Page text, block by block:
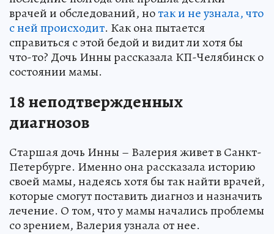
врачей и обследований, нотак и не узнала, что
с ней происходит. Как она пытается
справиться с этой бедой и видит ли хотя бы
что-то? Дочь Инны рассказала КП-Челябинск о
состоянии мамы.
18 неподтвержденных
диагнозов
Старшая дочь Инны – Валерия живет в Санкт-
Петербурге. Именно она рассказала историю
своей мамы, надеясь хотя бы так найти врачей,
которые смогут поставить диагноз и назначить
лечение. О том, что у мамы начались проблемы
со зрением, Валерия узнала от нее.